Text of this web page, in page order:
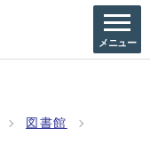
メニュー
図書館